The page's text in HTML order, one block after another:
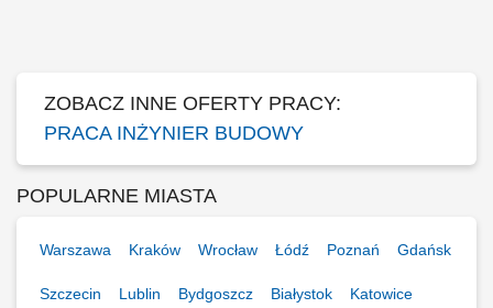
ZOBACZ INNE OFERTY PRACY:
PRACA INŻYNIER BUDOWY
POPULARNE MIASTA
Warszawa Kraków Wrocław Łódź Poznań Gdańsk
Szczecin Lublin Bydgoszcz Białystok Katowice